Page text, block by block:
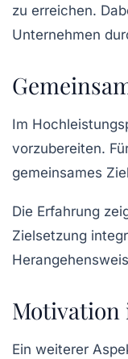
zu erreichen.
Unternehmen
Im
vorzubereiten.
gemeinsames
Die Erfahrung
Zielsetzung
Motivation
Ein weiterer